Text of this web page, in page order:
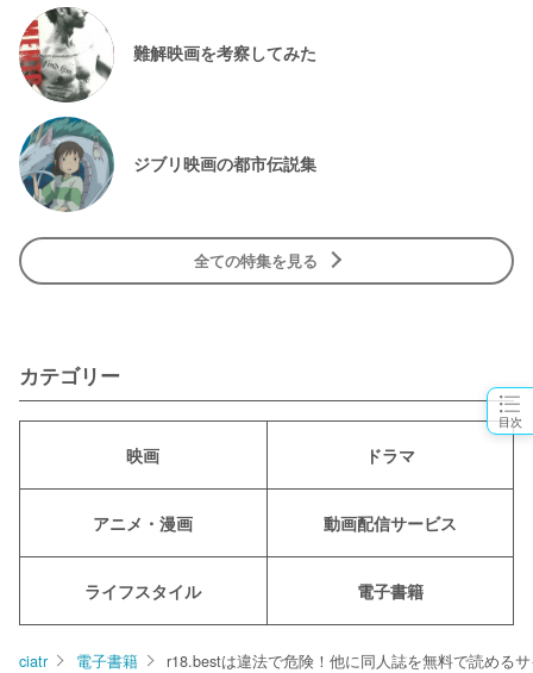
目次
難解映画を考察してみた
ジブリ映画の都市伝説集
全ての特集を見る
カテゴリー
映画 ドラマ
アニメ・漫画 動画配信サービス
ライフスタイル 電子書籍
ciatr 電子書籍 r18.bestは違法で危険！他に同人誌を無料で読める